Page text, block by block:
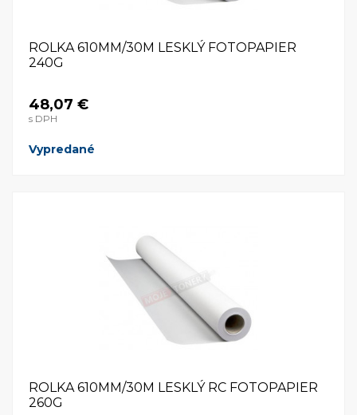
ROLKA 610MM/30M LESKLÝ FOTOPAPIER
240G
48,07 €
s DPH
Vypredané
ROLKA 610MM/30M LESKLÝ RC FOTOPAPIER
260G